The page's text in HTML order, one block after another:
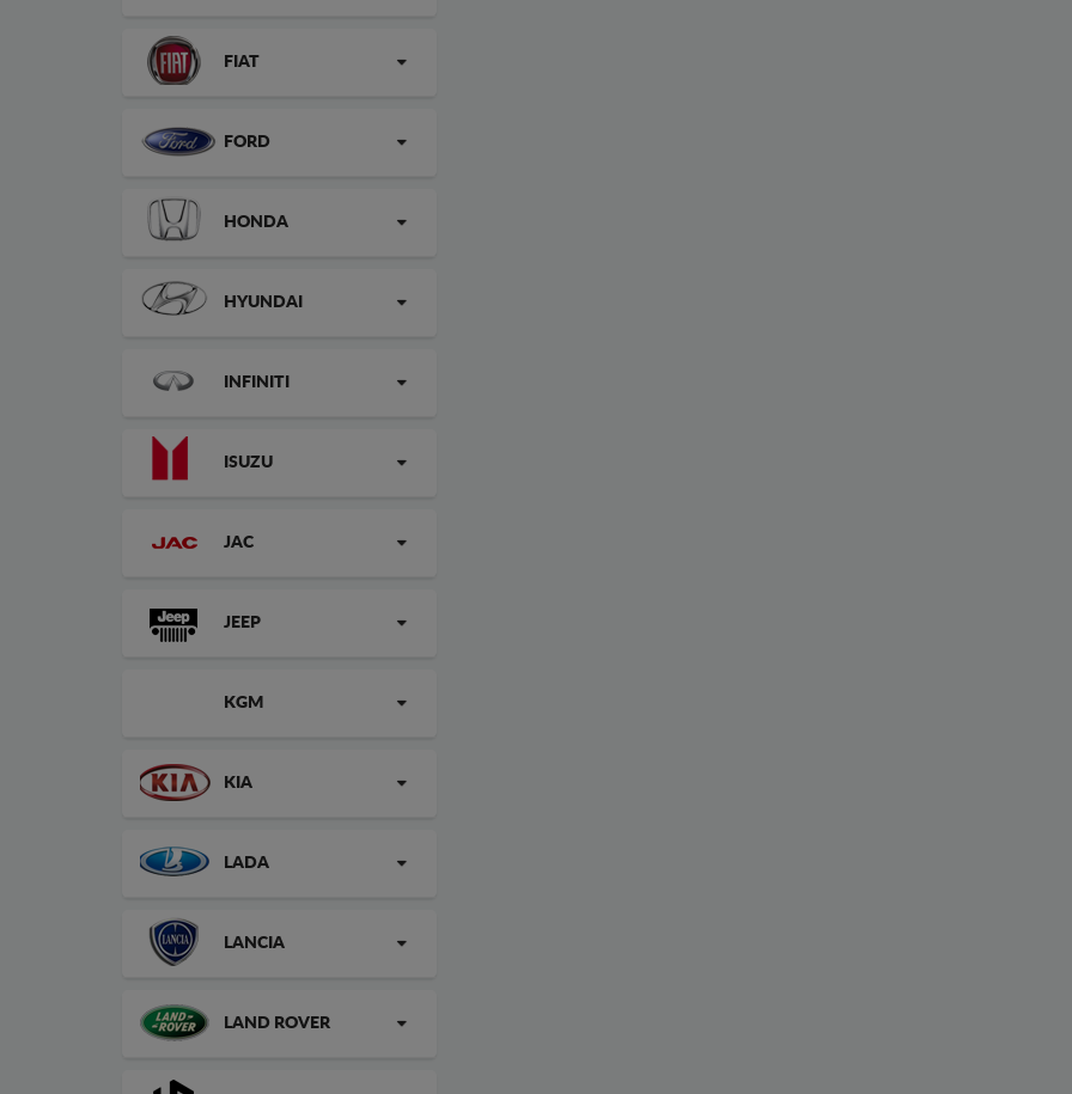
FIAT
FORD
HONDA
HYUNDAI
INFINITI
ISUZU
JAC
JEEP
KGM
KIA
LADA
LANCIA
LAND ROVER